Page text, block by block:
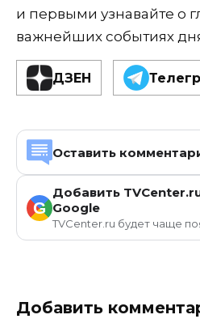
и первыми узнавайте о
важнейших событиях
ДЗЕН
Оставить
G
Добавить
Google
TVCenter.ru будет чаще
Добавить